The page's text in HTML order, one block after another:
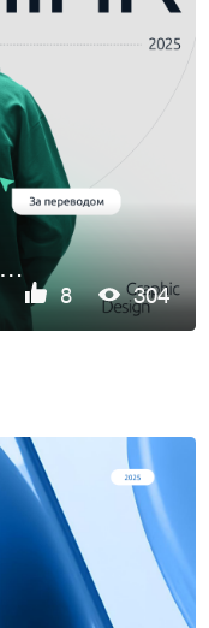
Turbolink | Разработка мерча и оформление цифровых носителей
8 304